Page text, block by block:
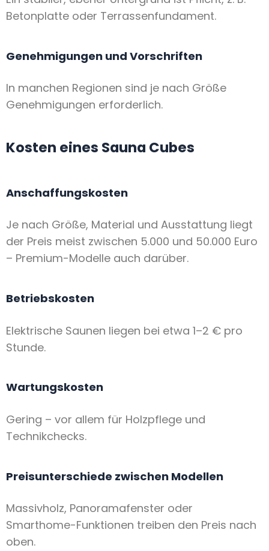
Betonplatte oder Terrassenfundament.
Genehmigungen und Vorschriften
In manchen Regionen sind je nach Größe
Genehmigungen erforderlich.
Kosten eines Sauna Cubes
Anschaffungskosten
Je nach Größe, Material und Ausstattung liegt
der Preis meist zwischen 5.000 und 50.000 Euro
– Premium-Modelle auch darüber.
Betriebskosten
Elektrische Saunen liegen bei etwa 1–2 € pro
Stunde.
Wartungskosten
Gering – vor allem für Holzpflege und
Technikchecks.
Preisunterschiede zwischen Modellen
Massivholz, Panoramafenster oder
Smarthome-Funktionen treiben den Preis nach
oben.